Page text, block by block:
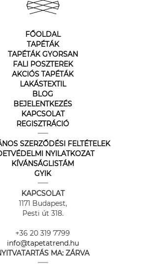
FŐOLDAL
TAPÉTÁK
TAPÉTÁK GYORSAN
FALI POSZTEREK
AKCIÓS TAPÉTÁK
LAKÁSTEXTIL
BLOG
BEJELENTKEZÉS
KAPCSOLAT
REGISZTRÁCIÓ
SZERZŐDÉSI FELTÉTELEK
NYILATKOZAT
KÍVÁNSÁGLISTÁM
GYIK
KAPCSOLAT
1171 Budapest,
Pesti út 318.
+36 20 319 7799
info@tapetatrend.hu
MA: ZÁRVA